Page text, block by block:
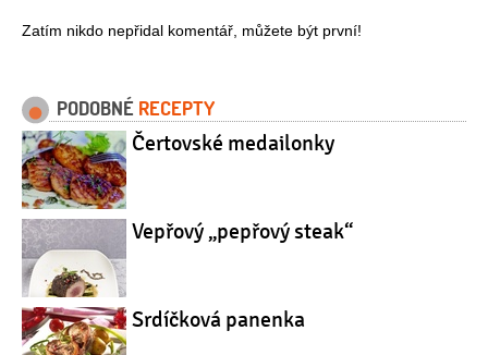
Zatím nikdo nepřidal komentář, můžete být první!
PODOBNÉ RECEPTY
Čertovské medailonky
Vepřový „pepřový steak“
Srdíčková panenka